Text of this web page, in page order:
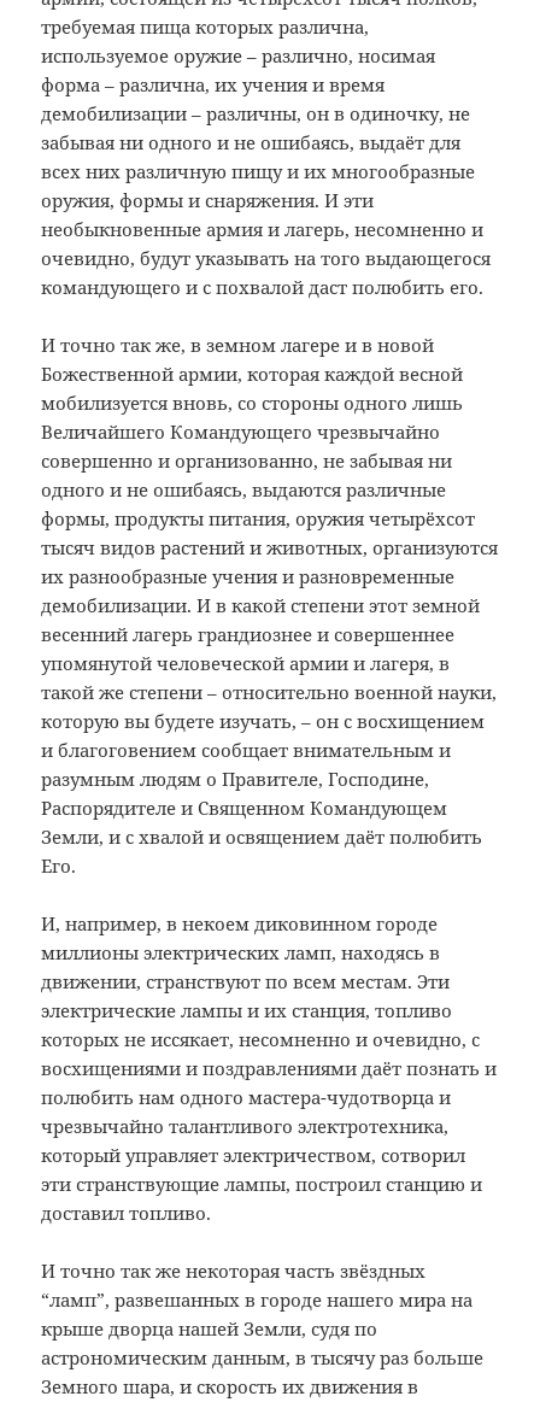
требуемая пища которых различна,
используемое оружие – различно, носимая
форма – различна, их учения и время
демобилизации – различны, он в одиночку, не
забывая ни одного и не ошибаясь, выдаёт для
всех них различную пищу и их многообразные
оружия, формы и снаряжения. И эти
необыкновенные армия и лагерь, несомненно и
очевидно, будут указывать на того выдающегося
командующего и с похвалой даст полюбить его.
И точно так же, в земном лагере и в новой
Божественной армии, которая каждой весной
мобилизуется вновь, со стороны одного лишь
Величайшего Командующего чрезвычайно
совершенно и организованно, не забывая ни
одного и не ошибаясь, выдаются различные
формы, продукты питания, оружия четырёхсот
тысяч видов растений и животных, организуются
их разнообразные учения и разновременные
демобилизации. И в какой степени этот земной
весенний лагерь грандиознее и совершеннее
упомянутой человеческой армии и лагеря, в
такой же степени – относительно военной науки,
которую вы будете изучать, – он с восхищением
и благоговением сообщает внимательным и
разумным людям о Правителе, Господине,
Распорядителе и Священном Командующем
Земли, и с хвалой и освящением даёт полюбить
Его.
И, например, в некоем диковинном городе
миллионы электрических ламп, находясь в
движении, странствуют по всем местам. Эти
электрические лампы и их станция, топливо
которых не иссякает, несомненно и очевидно, с
восхищениями и поздравлениями даёт познать и
полюбить нам одного мастера-чудотворца и
чрезвычайно талантливого электротехника,
который управляет электричеством, сотворил
эти странствующие лампы, построил станцию и
доставил топливо.
И точно так же некоторая часть звёздных
“ламп”, развешанных в городе нашего мира на
крыше дворца нашей Земли, судя по
астрономическим данным, в тысячу раз больше
Земного шара, и скорость их движения в